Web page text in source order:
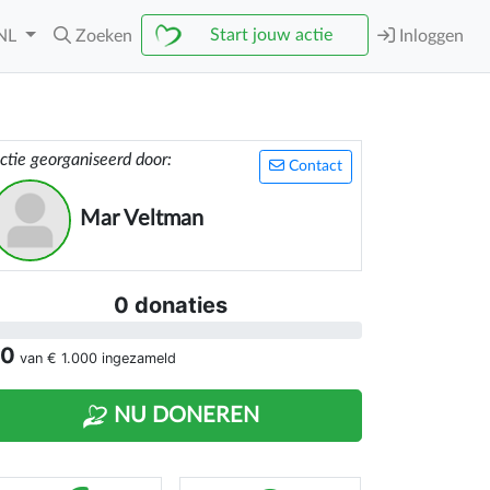
Zoeken Start jouw actie Inloggen
Contact
georganiseerd door:
Mar Veltman
0 donaties
van € 1.000 ingezameld
NU DONEREN